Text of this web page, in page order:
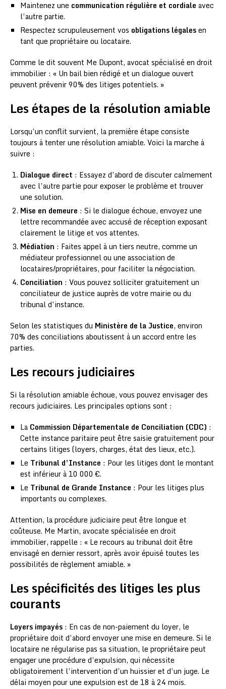
Maintenez une communication régulière et cordiale avec
l’autre partie.
Respectez scrupuleusement vos obligations légalesen
tant que propriétaire ou locataire.
Comme le dit souvent Me Dupont, avocat spécialisé en droit
immobilier : « Un bail bien rédigé et un dialogue ouvert
peuvent prévenir 90% des litiges potentiels. »
Les étapes de la résolution amiable
Lorsqu’un conflit survient, la première étape consiste
toujours à tenter une résolution amiable. Voici la marche à
suivre :
Dialogue direct : Essayez d’abord de discuter calmement
avec l’autre partie pour exposer le problème et trouver
une solution.
Mise en demeure : Si le dialogue échoue, envoyez une
lettre recommandée avec accusé de réception exposant
clairement le litige et vos attentes.
Médiation : Faites appel à un tiers neutre, comme un
médiateur professionnel ou une association de
locataires/propriétaires, pour faciliter la négociation.
Conciliation : Vous pouvez solliciter gratuitement un
conciliateur de justice auprès de votre mairie ou du
tribunal d’instance.
Selon les statistiques du Ministère de la Justice, environ
70% des conciliations aboutissent à un accord entre les
parties.
Les recours judiciaires
Si la résolution amiable échoue, vous pouvez envisager des
recours judiciaires. Les principales options sont :
La Commission Départementale de Conciliation (CDC) :
Cette instance paritaire peut être saisie gratuitement pour
certains litiges (loyers, charges, état des lieux, etc.).
Le Tribunal d’Instance : Pour les litiges dont le montant
est inférieur à 10 000 €.
Le Tribunal de Grande Instance : Pour les litiges plus
importants ou complexes.
Attention, la procédure judiciaire peut être longue et
coûteuse. Me Martin, avocate spécialisée en droit
immobilier, rappelle : « Le recours au tribunal doit être
envisagé en dernier ressort, après avoir épuisé toutes les
possibilités de règlement amiable. »
Les spécificités des litiges les plus
courants
Loyers impayés : En cas de non-paiement du loyer, le
propriétaire doit d’abord envoyer une mise en demeure. Si le
locataire ne régularise pas sa situation, le propriétaire peut
engager une procédure d’expulsion, qui nécessite
obligatoirement l’intervention d’un huissier et d’un juge. Le
délai moyen pour une expulsion est de 18 à 24 mois.